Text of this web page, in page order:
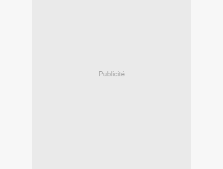
Publicité